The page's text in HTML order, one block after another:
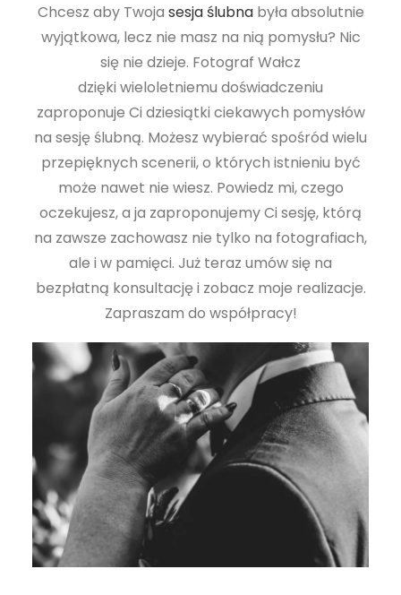
Chcesz aby Twoja sesja ślubnabyła absolutnie
wyjątkowa, lecz nie masz na nią pomysłu? Nic
się nie dzieje. Fotograf Wałcz
dzięki wieloletniemu doświadczeniu
zaproponuje Ci dziesiątki ciekawych pomysłów
na sesję ślubną. Możesz wybierać spośród wielu
przepięknych scenerii, o których istnieniu być
może nawet nie wiesz. Powiedz mi, czego
oczekujesz, a ja zaproponujemy Ci sesję, którą
na zawsze zachowasz nie tylko na fotografiach,
ale i w pamięci. Już teraz umów się na
bezpłatną konsultację i zobacz moje realizacje.
Zapraszam do współpracy!